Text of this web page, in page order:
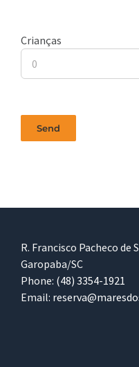
Crianças
R. Francisco Pacheco de
Garopaba/SC
Phone: (48) 3354-1921
Email: